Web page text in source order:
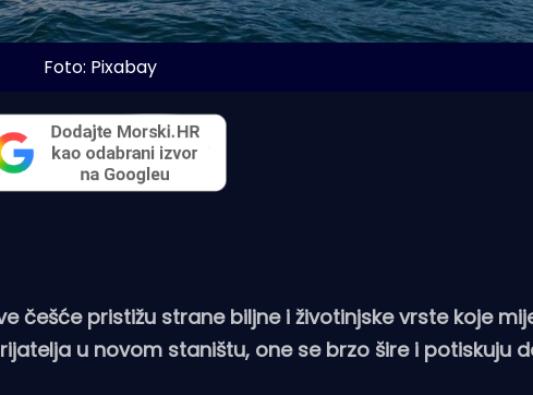
Foto: Pixabay
češće pristižu strane biljne i životinjske vrste koje
u novom staništu, one se brzo šire i potiskuju